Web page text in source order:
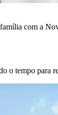
com a
o tempo para